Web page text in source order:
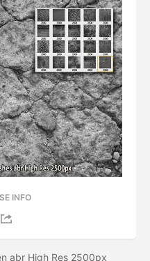
INFO
abr High Res 2500px